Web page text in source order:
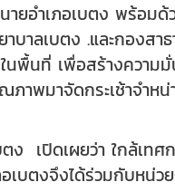
ยอำเภอเบตง พร้อม
าลเบตง .และกองส
นพื้นที่ เพื่อสร้างความ
พมาจัดกระเช้าจำห
เปิดเผยว่า ใกล้เทศ
เบตงจึงได้ร่วมกับหน่